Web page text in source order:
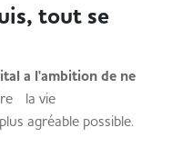
tout se
a l'ambition de ne
la vie
agréable possible.